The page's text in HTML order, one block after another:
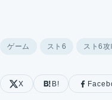
ゲーム スト6 スト6攻
X B!